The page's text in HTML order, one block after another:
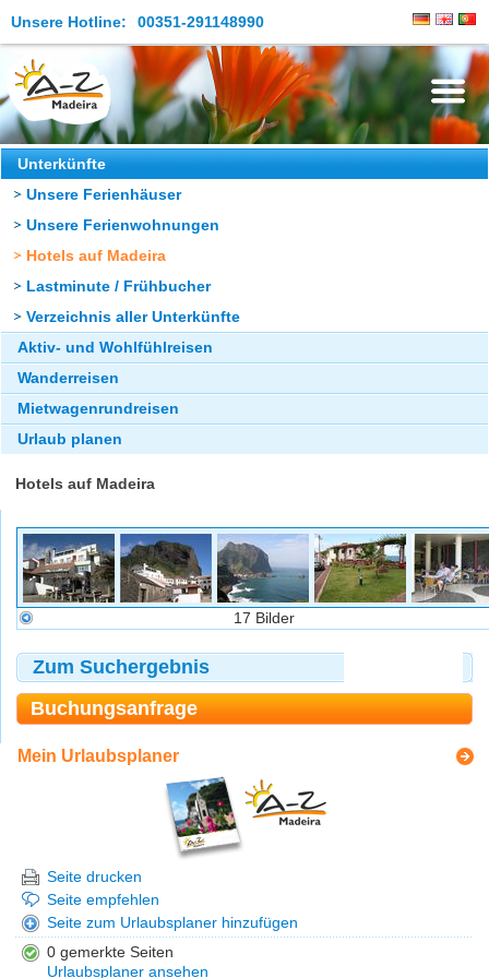
Unsere Hotline: 00351-291148990
Die Insel
Madeira Erleben
Aktuelles
Reiseangebote
Kontakt
Unterkünfte
Unsere Ferienhäuser
Unsere Ferienwohnungen
Hotels auf Madeira
Lastminute / Frühbucher
Verzeichnis aller Unterkünfte
Aktiv- und Wohlfühlreisen
Wanderreisen
Mietwagenrundreisen
Urlaub planen
Hotels auf Madeira
17 Bilder
Zum Suchergebnis
Buchungsanfrage
Mein Urlaubsplaner
Seite drucken
Seite empfehlen
Seite zum Urlaubsplaner hinzufügen
0 gemerkte Seiten
Urlaubsplaner ansehen